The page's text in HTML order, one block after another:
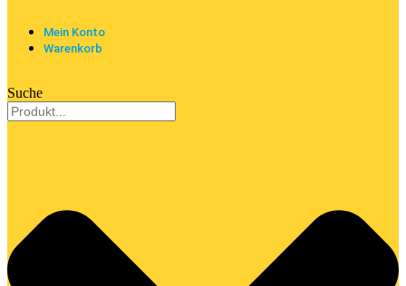
Mein Konto
Warenkorb
Suche